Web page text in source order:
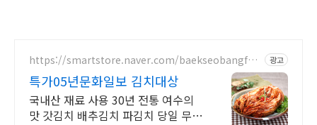
https://smartstore.naver.com/baekseobangfoo
광고
특가05년문화일보 김치대상
국내산 재료 사용 30년 전통 여수의
맛 갓김치 배추김치 파김치 당일 무료